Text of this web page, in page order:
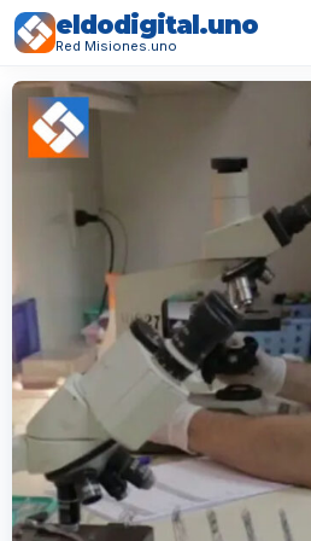
eldodigital.uno
Red Misiones.uno